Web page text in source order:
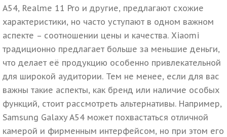
A54, Realme 11 Pro и другие, предлагают схожие
характеристики, но часто уступают в одном важном
аспекте – соотношении цены и качества. Xiaomi
традиционно предлагает больше за меньшие деньги,
что делает её продукцию особенно привлекательной
для широкой аудитории. Тем не менее, если для вас
важны такие аспекты, как бренд или наличие особых
функций, стоит рассмотреть альтернативы. Например,
Samsung Galaxy A54 может похвастаться отличной
камерой и фирменным интерфейсом, но при этом его